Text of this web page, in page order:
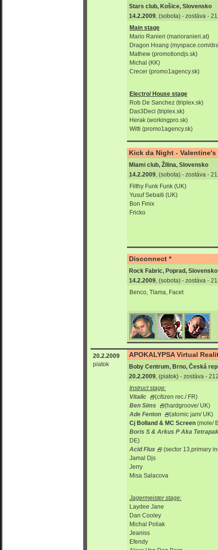
Stars club, Košice, Slovensko
14.2.2009 , (sobota) - zostáva -
Main stage
Mario Ranieri (marioranieri.at)
Dragon Hoang (myspace.com/
Mathew (promotiondjs.sk)
Michal (KK)
Crecer (promo1agency.sk)
Electro/ House stage
Rob De Sanchez (triplex.sk)
Das3Deci (triplex.sk)
Herak (workingpro.sk)
Witti (promo1agency.sk)
Kick da Night -
Miami club, Žilina, Slovensko
14.2.2009 , (sobota) - zostáva -
Filthy Funk Funk (UK)
Yusuf Sebaiti (UK)
Bon Finix
Fricko
Disconnect *
Rock Fabric, Poprad, Slovensko
14.2.2009, (sobota) - zostáva -
Benco, Tlama, Facet
20.2.2009
piatok
APOKALYPSA Virtual
Boby Centrum, Brno, Česká
20.2.2009, (piatok) - zostáva -
Instruct stage:
Vitalic
(citizen rec./ FR)
Ben Sims
(hardgroove/ UK)
Ade Fenton
(atomic jam/ UK)
Cj Bolland & MC Screen (mole/
Boris S & Arkus P Aka
DE)
Acid Flux
(sector 13,primary
Jamal Djs
Jerry
Misa Salacova
Jagermeister stage:
Laydee Jane
Dan Cooley
Michal Poliak
Jeaniss
Efendy